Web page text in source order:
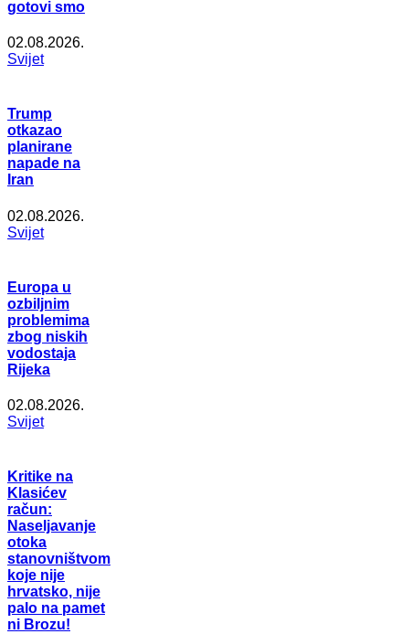
gotovi smo
02.08.2026.
Svijet
Trump
otkazao
planirane
napade na
Iran
02.08.2026.
Svijet
Europa u
ozbiljnim
problemima
zbog niskih
vodostaja
Rijeka
02.08.2026.
Svijet
Kritike na
Klasićev
račun:
Naseljavanje
otoka
stanovništvom
koje nije
hrvatsko, nije
palo na pamet
ni Brozu!